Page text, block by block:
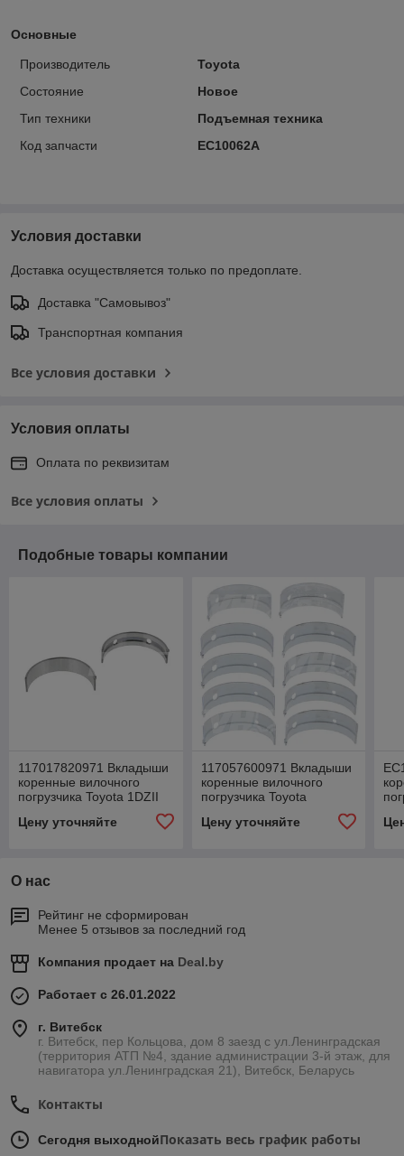
Основные
Производитель
Toyota
Состояние
Новое
Тип техники
Подъемная техника
Код запчасти
EC10062A
Условия доставки
Доставка осуществляется только по предоплате.
Доставка "Самовывоз"
Транспортная компания
Все условия доставки
Условия оплаты
Оплата по реквизитам
Все условия оплаты
Подобные товары компании
117017820971 Вкладыши
коренные вилочного
погрузчика Toyota 1DZII
Цену уточняйте
117057600971 Вкладыши
коренные вилочного
погрузчика Toyota
Цену уточняйте
О нас
Рейтинг не сформирован
Менее 5 отзывов за последний год
Компания продает на Deal.by
Работает с 26.01.2022
г. Витебск
г. Витебск, пер Кольцова, дом 8 заезд с ул.Ленинградская
(территория АТП №4, здание администрации 3-й этаж, для
навигатора ул.Ленинградская 21), Витебск, Беларусь
Контакты
Сегодня выходнойПоказать весь график работы